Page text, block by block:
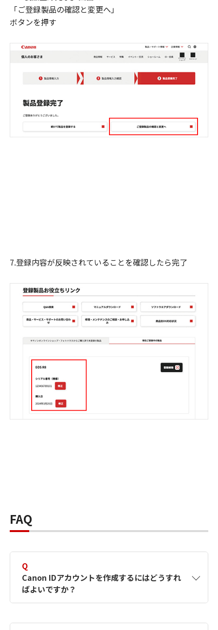
「ご登録製品の確認と変更へ」
ボタンを押す
7.登録内容が反映されていることを確認したら完了
FAQ
Q
Canon IDアカウントを作成するにはどうすれ
ばよいですか？